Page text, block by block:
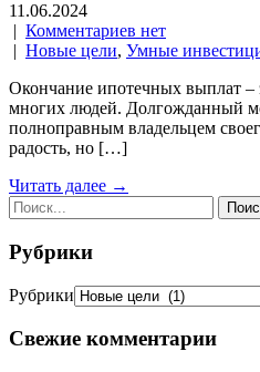
11.06.2024
| Комментариев нет
| Новые цели, Умные
Окончание ипотечных выплат
многих людей. Долгожданный
полноправным владельцем
радость, но […]
Читать далее →
Рубрики
Рубрики
Свежие комментарии